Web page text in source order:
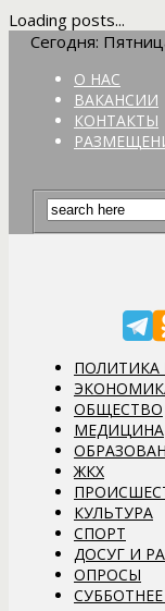
Loading posts...
Сегодня:
О НАС
ВАКАНСИИ
КОНТАКТЫ
ПОЛИТИКА
ОБЩЕСТВО
МЕДИЦИНА
ЖКХ
КУЛЬТУРА
СПОРТ
ДОСУГ И
ОПРОСЫ